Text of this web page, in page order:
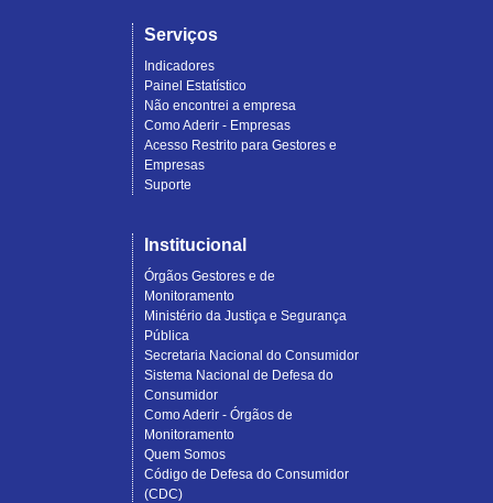
Serviços
Indicadores
Painel Estatístico
Não encontrei a empresa
Como Aderir - Empresas
Acesso Restrito para Gestores e
Empresas
Suporte
Institucional
Órgãos Gestores e de
Monitoramento
Ministério da Justiça e Segurança
Pública
Secretaria Nacional do Consumidor
Sistema Nacional de Defesa do
Consumidor
Como Aderir - Órgãos de
Monitoramento
Quem Somos
Código de Defesa do Consumidor
(CDC)